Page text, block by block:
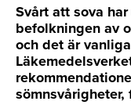
Svårt att sova
befolkningen av
och det är